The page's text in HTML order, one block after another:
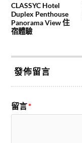
CLASSYC Hotel
Duplex Penthouse
Panorama View 住
宿體驗
發佈留言
留言*